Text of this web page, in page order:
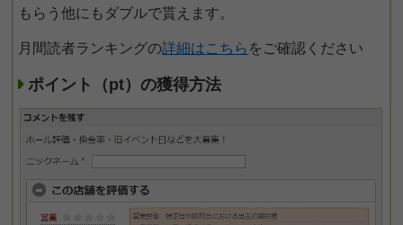
もらう他にもダブルで貰えます。
月間読者ランキングの詳細はこちら をご確認ください
ポイント（pt）の獲得方法